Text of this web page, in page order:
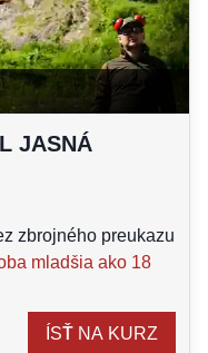
JASNÁ
zbrojného preukazu
mladšia ako 18
ÍSŤ NA KURZ